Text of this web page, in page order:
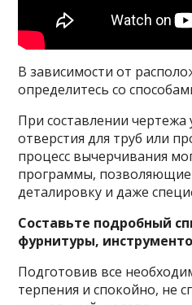
В зависимости от
определитесь со
При составлении
отверстия для труб или
процесс вычерчивания
программы, позволяющие
деталировку и даже
Составьте подробный
фурнитуры,
Подготовив все
терпения и спокойно, не